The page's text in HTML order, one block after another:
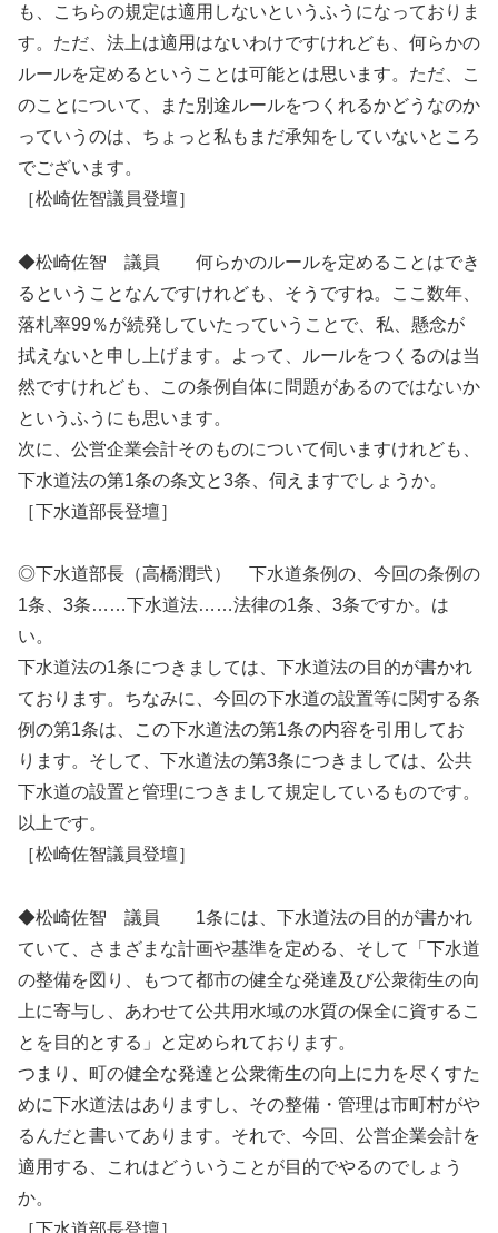
も、こちらの規定は適用しないというふうになっておりま
す。ただ、法上は適用はないわけですけれども、何らかの
ルールを定めるということは可能とは思います。ただ、こ
のことについて、また別途ルールをつくれるかどうなのか
っていうのは、ちょっと私もまだ承知をしていないところ
でございます。
［松崎佐智議員登壇］
◆松崎佐智 議員 何らかのルールを定めることはでき
るということなんですけれども、そうですね。ここ数年、
落札率99％が続発していたっていうことで、私、懸念が
拭えないと申し上げます。よって、ルールをつくるのは当
然ですけれども、この条例自体に問題があるのではないか
というふうにも思います。
次に、公営企業会計そのものについて伺いますけれども、
下水道法の第1条の条文と3条、伺えますでしょうか。
［下水道部長登壇］
◎下水道部長（高橋潤弐） 下水道条例の、今回の条例の
1条、3条……下水道法……法律の1条、3条ですか。は
い。
下水道法の1条につきましては、下水道法の目的が書かれ
ております。ちなみに、今回の下水道の設置等に関する条
例の第1条は、この下水道法の第1条の内容を引用してお
ります。そして、下水道法の第3条につきましては、公共
下水道の設置と管理につきまして規定しているものです。
以上です。
［松崎佐智議員登壇］
◆松崎佐智 議員 1条には、下水道法の目的が書かれ
ていて、さまざまな計画や基準を定める、そして「下水道
の整備を図り、もつて都市の健全な発達及び公衆衛生の向
上に寄与し、あわせて公共用水域の水質の保全に資するこ
とを目的とする」と定められております。
つまり、町の健全な発達と公衆衛生の向上に力を尽くすた
めに下水道法はありますし、その整備・管理は市町村がや
るんだと書いてあります。それで、今回、公営企業会計を
適用する、これはどういうことが目的でやるのでしょう
か。